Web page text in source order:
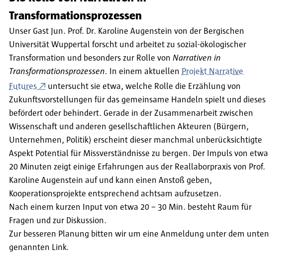
Transformationsprozessen
Unser Gast Jun. Prof. Dr. Karoline Augenstein von der Bergischen
Universität Wuppertal forscht und arbeitet zu sozial-ökologischer
Transformation und besonders zur Rolle von Narrativen in
Transformationsprozessen.
In einem aktuellen Projekt Narrative
Futures
untersucht sie etwa, welche Rolle die Erzählung von
Zukunftsvorstellungen für das gemeinsame Handeln spielt und dieses
befördert oder behindert. Gerade in der Zusammenarbeit zwischen
Wissenschaft und anderen gesellschaftlichen Akteuren (Bürgern,
Unternehmen, Politik) erscheint dieser manchmal unberücksichtigte
Aspekt Potential für Missverständnisse zu bergen. Der Impuls von etwa
20 Minuten zeigt einige Erfahrungen aus der Reallaborpraxis von Prof.
Karoline Augenstein auf und kann einen Anstoß geben,
Kooperationsprojekte entsprechend achtsam aufzusetzen.
Nach einem kurzen Input von etwa 20 – 30 Min. besteht Raum für
Fragen und zur Diskussion.
Zur besseren Planung bitten wir um eine Anmeldung unter dem unten
genannten Link.